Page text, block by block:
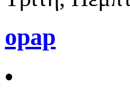
opap
•